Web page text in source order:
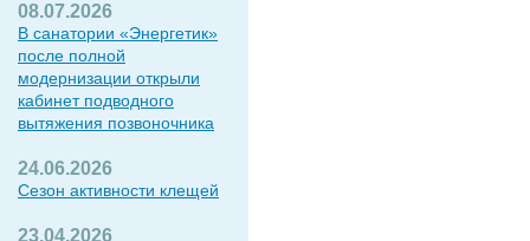
08.07.2026
В санатории «Энергетик»
после полной
модернизации открыли
кабинет подводного
вытяжения позвоночника
24.06.2026
Сезон активности клещей
23.04.2026